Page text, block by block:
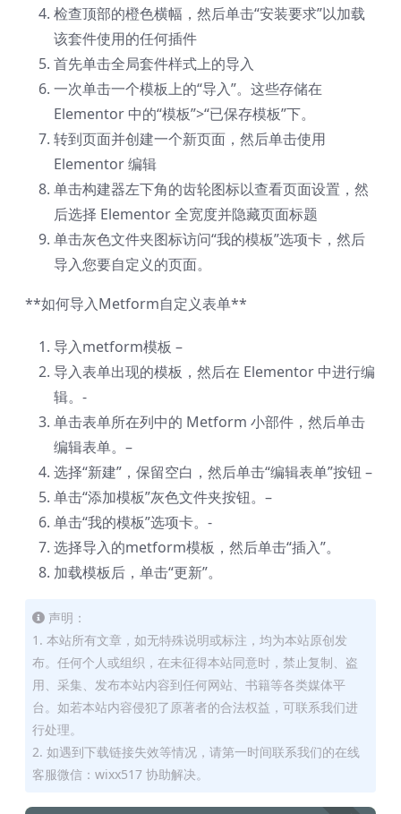
检查顶部的橙色横幅，然后单击“安装要求”以加载
该套件使用的任何插件
首先单击全局套件样式上的导入
一次单击一个模板上的“导入”。这些存储在
Elementor 中的“模板”>“已保存模板”下。
转到页面并创建一个新页面，然后单击使用
Elementor 编辑
单击构建器左下角的齿轮图标以查看页面设置，然
后选择 Elementor 全宽度并隐藏页面标题
单击灰色文件夹图标访问“我的模板”选项卡，然后
导入您要自定义的页面。
**如何导入Metform自定义表单**
导入metform模板 –
导入表单出现的模板，然后在 Elementor 中进行编
辑。-
单击表单所在列中的 Metform 小部件，然后单击
编辑表单。–
选择“新建”，保留空白，然后单击“编辑表单”按钮 –
单击“添加模板”灰色文件夹按钮。–
单击“我的模板”选项卡。-
选择导入的metform模板，然后单击“插入”。
加载模板后，单击“更新”。
声明：
1. 本站所有文章，如无特殊说明或标注，均为本站原创发
布。任何个人或组织，在未征得本站同意时，禁止复制、盗
用、采集、发布本站内容到任何网站、书籍等各类媒体平
台。如若本站内容侵犯了原著者的合法权益，可联系我们进
行处理。
2. 如遇到下载链接失效等情况，请第一时间联系我们的在线
客服微信：wixx517 协助解决。